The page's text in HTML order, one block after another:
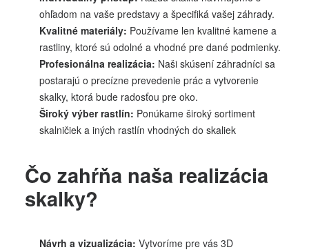
ohľadom na vaše predstavy a špecifiká vašej záhrady.
Kvalitné materiály: Používame len kvalitné kamene a
rastliny, ktoré sú odolné a vhodné pre dané podmienky.
Profesionálna realizácia: Naši skúsení záhradníci sa
postarajú o precízne prevedenie prác a vytvorenie
skalky, ktorá bude radosťou pre oko.
Široký výber rastlín: Ponúkame široký sortiment
skalničiek a iných rastlín vhodných do skaliek
Čo zahŕňa naša realizácia
skalky?
Návrh a vizualizácia: Vytvoríme pre vás 3D